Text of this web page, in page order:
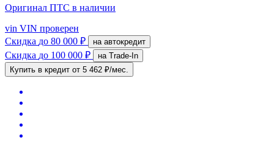
Оригинал ПТС в наличии
vin VIN проверен
Скидка до 80 000 ₽ на автокредит
Скидка до 100 000 ₽
на Trade-In
Купить в кредит от 5 462 ₽/мес.